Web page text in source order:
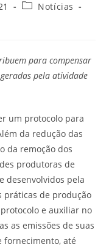
Notícias
para compensar
pela atividade
um protocolo para
da redução das
da remoção dos
produtoras de
desenvolvidos pela
práticas de produção
e auxiliar no
as emissões de suas
fornecimento, até